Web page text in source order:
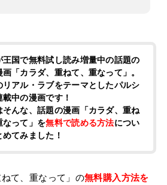
王国で無料試し読み増量中の話題の
画「カラダ、重ねて、重なって」。
リアル・ラブをテーマとしたパルシ
載中の漫画です！
そんな、話題の漫画「カラダ、重ね
なって」を無料で読める方法につい
めてみました！
て、重なって」の無料購入方法を